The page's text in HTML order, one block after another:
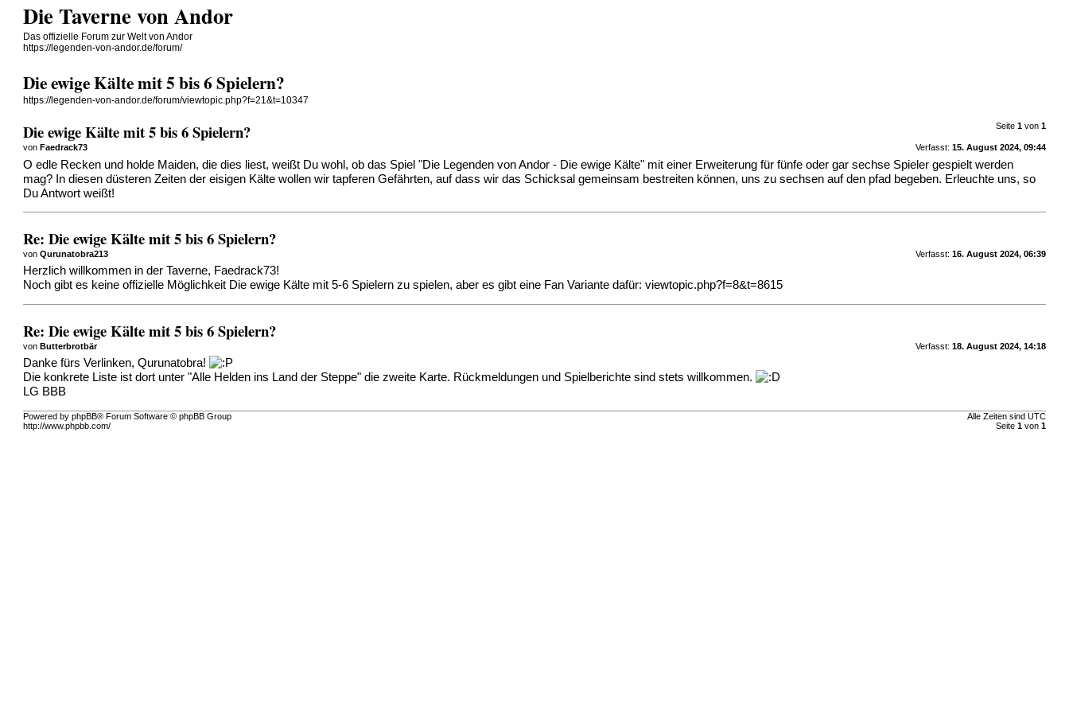
Die Taverne von Andor
Das offizielle Forum zur Welt von Andor
https://legenden-von-andor.de/forum/
Die ewige Kälte mit 5 bis 6 Spielern?
https://legenden-von-andor.de/forum/viewtopic.php?f=21&t=10347
Seite 1von 1
Die ewige Kälte mit 5 bis 6 Spielern?
Verfasst: 15. August 2024, 09:44
vonFaedrack73
O edle Recken und holde Maiden, die dies liest, weißt Du wohl, ob das Spiel "Die Legenden von Andor - Die ewige Kälte" mit einer Erweiterung für fünfe oder gar sechse Spieler gespielt werden
mag? In diesen düsteren Zeiten der eisigen Kälte wollen wir tapferen Gefährten, auf dass wir das Schicksal gemeinsam bestreiten können, uns zu sechsen auf den pfad begeben. Erleuchte uns, so
Du Antwort weißt!
Re: Die ewige Kälte mit 5 bis 6 Spielern?
Verfasst: 16. August 2024, 06:39
vonQurunatobra213
Herzlich willkommen in der Taverne, Faedrack73!
Noch gibt es keine offizielle Möglichkeit Die ewige Kälte mit 5-6 Spielern zu spielen, aber es gibt eine Fan Variante dafür:viewtopic.php?f=8&t=8615
Re: Die ewige Kälte mit 5 bis 6 Spielern?
Verfasst: 18. August 2024, 14:18
vonButterbrotbär
Danke fürs Verlinken, Qurunatobra!
Die konkrete Liste ist dort unter "Alle Helden ins Land der Steppe" die zweite Karte. Rückmeldungen und Spielberichte sind stets willkommen.
LG BBB
Alle Zeiten sind UTC
Seite 1von 1
Powered by phpBB® Forum Software © phpBB Group
http://www.phpbb.com/